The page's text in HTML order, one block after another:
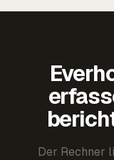
Der Rechner